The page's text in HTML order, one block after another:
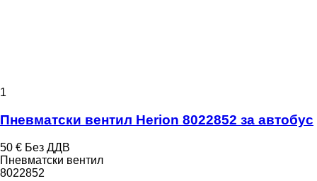
1
Пневматски вентил Herion 8022852 за автобус
50 € Без ДДВ
Пневматски вентил
8022852